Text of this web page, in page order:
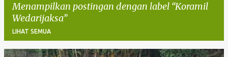
Menampilkan postingan dengan label Koramil
Wedarijaksa
LIHAT SEMUA